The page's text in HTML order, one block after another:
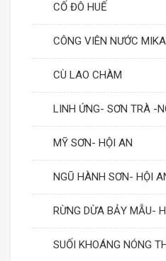
CỐ ĐÔ HUẾ
CÔNG VIÊN NƯỚC
CÙ LAO CHÀM
LINH ỨNG- SƠN TRÀ -
MỸ SƠN- HỘI AN
NGŨ HÀNH SƠN- HỘI
RỪNG DỪA BẢY MẪU-
SUỐI KHOÁNG NÓNG